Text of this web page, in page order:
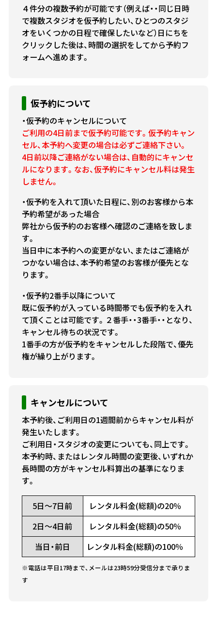
４件分の複数予約が可能です（例えば・・同じ日時
で複数スタジオを仮予約したい、ひとつのスタジ
オをいくつかの日程で確保したいなど）日にちを
クリックした後は、時間の選択をしてから予約フ
ォームへ進めます。
仮予約について
・仮予約のキャンセルについて
ご利用の4日前まで仮予約可能です。仮予約キャン
セル、本予約へ変更の場合は必ずご連絡下さい。
4日前以降ご連絡がない場合は、自動的にキャンセ
ルになります。なお、仮予約にキャンセル料は発生
しません。
・仮予約を入れて頂いた日程に、別のお客様から本
予約希望があった場合
弊社から仮予約のお客様へ確認のご連絡を致しま
す。
当日中に本予約への変更がない、またはご連絡が
つかない場合は、本予約希望のお客様が優先とな
ります。
・仮予約2番手以降について
既に仮予約が入っている時間帯でも仮予約を入れ
て頂くことは可能です。２番手・・3番手・・となり、
キャンセル待ちの状況です。
1番手の方が仮予約をキャンセルした段階で、優先
権が繰り上がります。
キャンセルについて
本予約後、ご利用日の1週間前からキャンセル料が
発生いたします。
ご利用日・スタジオの変更についても、同上です。
本予約時、またはレンタル時間の変更後、いずれか
長時間の方がキャンセル料算出の基準になりま
す。
5日～7日前
レンタル料金(総額)の20％
2日～4日前
レンタル料金(総額)の50％
当日・前日
レンタル料金(総額)の100％
※電話は平日17時まで、メールは23時59分受信分まで承りま
す